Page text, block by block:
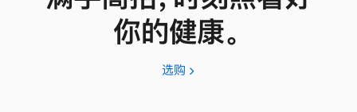
你的健康。
选购 Apple